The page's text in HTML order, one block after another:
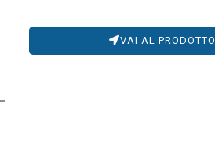
VAI AL PRODOTTO